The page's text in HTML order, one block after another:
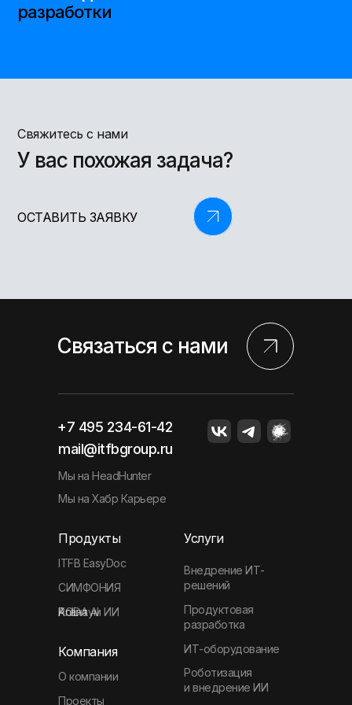
разработки
У вас похожая задача?
Свяжитесь с нами
ОСТАВИТЬ ЗАЯВКУ
Связаться с нами
Компания
О компании
Проекты
Услуги
Продукты
ITFB EasyDoc
СИМФОНИЯ
Агентум ИИ
KODA
Polina AI
Мы на HeadHunter
mail@itfbgroup.ru
+7 495 234-61-42
Мы на Хабр Карьере
Продуктовая
разработка
ИТ-оборудование
Роботизация
и внедрение ИИ
Внедрение ИТ-
решений